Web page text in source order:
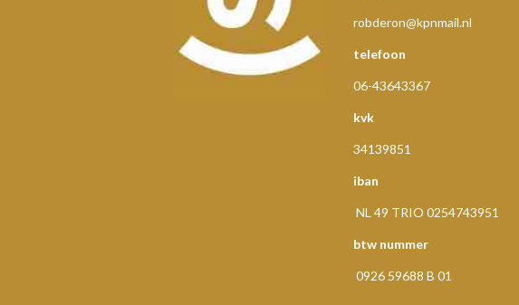
robderon@kpnmail.nl
telefoon
06-43643367
kvk
34139851
iban
NL 49 TRIO 0254743951
btw nummer
0926 59688 B 01